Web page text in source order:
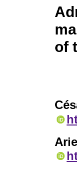
of